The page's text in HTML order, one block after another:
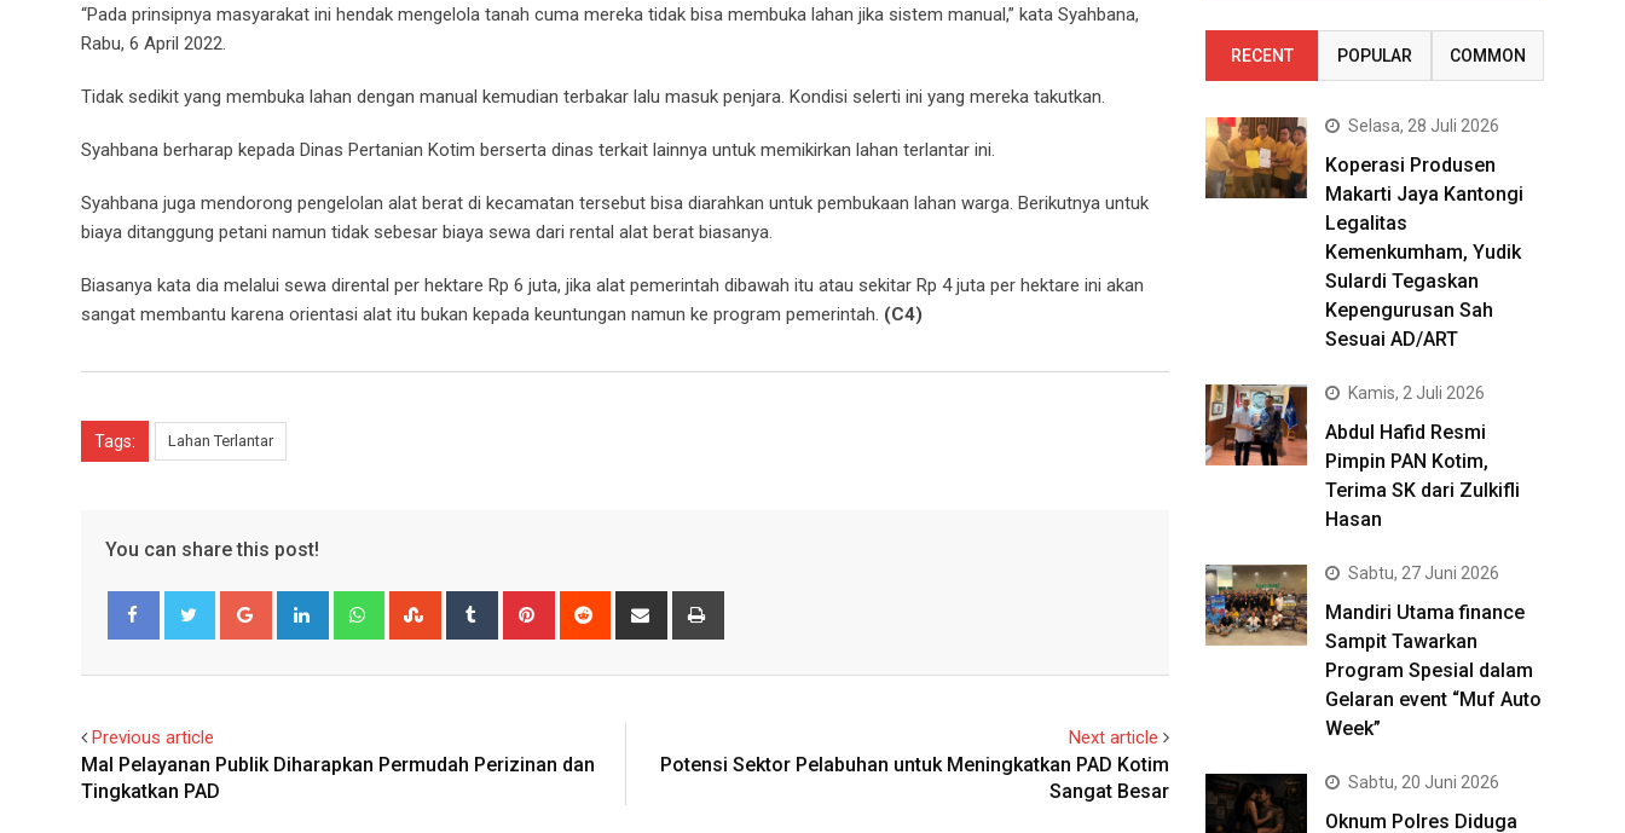
“Pada prinsipnya masyarakat ini hendak mengelola tanah cuma mereka tidak bisa membuka lahan jika sistem manual,” kata Syahbana,
Rabu, 6 April 2022.
Tidak sedikit yang membuka lahan dengan manual kemudian terbakar lalu masuk penjara. Kondisi selerti ini yang mereka takutkan.
Syahbana berharap kepada Dinas Pertanian Kotim berserta dinas terkait lainnya untuk memikirkan lahan terlantar ini.
Syahbana juga mendorong pengelolan alat berat di kecamatan tersebut bisa diarahkan untuk pembukaan lahan warga. Berikutnya untuk
biaya ditanggung petani namun tidak sebesar biaya sewa dari rental alat berat biasanya.
Biasanya kata dia melalui sewa dirental per hektare Rp 6 juta, jika alat pemerintah dibawah itu atau sekitar Rp 4 juta per hektare ini akan
sangat membantu karena orientasi alat itu bukan kepada keuntungan namun ke program pemerintah. (C4)
Tags: Lahan Terlantar
You can share this post!
Google+ LinkedIn WhatsappStumbleUpon
Tumblr Pinterest Reddit
Share
Previous article
Mal Pelayanan Publik Diharapkan Permudah Perizinan dan
Tingkatkan PAD
Next article
Potensi Sektor Pelabuhan untuk Meningkatkan PAD Kotim
Sangat Besar
RECENT POPULAR COMMON
Selasa, 28 Juli 2026
Koperasi Produsen
Makarti Jaya Kantongi
Legalitas
Kemenkumham, Yudik
Sulardi Tegaskan
Kepengurusan Sah
Sesuai AD/ART
Kamis, 2 Juli 2026
Abdul Hafid Resmi
Pimpin PAN Kotim,
Terima SK dari Zulkifli
Hasan
Sabtu, 27 Juni 2026
Mandiri Utama finance
Sampit Tawarkan
Program Spesial dalam
Gelaran event “Muf Auto
Week”
Sabtu, 20 Juni 2026
Oknum Polres Diduga